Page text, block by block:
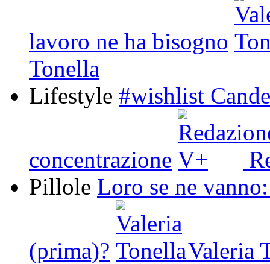
lavoro ne ha bisogno
Tonella
Lifestyle #wishlist
concentrazione
Pillole Loro se ne
(prima)?
Valeria